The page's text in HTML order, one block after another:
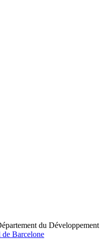
du Développement
de Barcelone